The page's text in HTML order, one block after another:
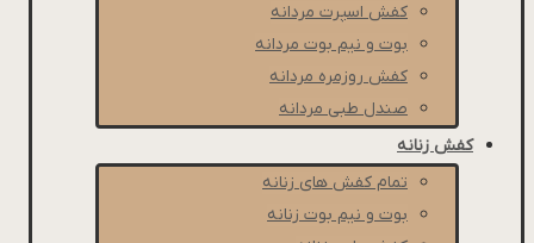
كفش اسپرت مردانه
بوت و نیم بوت مردانه
کفش روزمره مردانه
صندل طبی مردانه
کفش زنانه
تمام کفش های زنانه
بوت و نیم بوت زنانه